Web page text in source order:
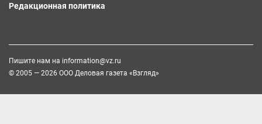
Редакционная политика
Пишите нам на information@vz.ru
© 2005 — 2026 ООО Деловая газета «Взгляд»